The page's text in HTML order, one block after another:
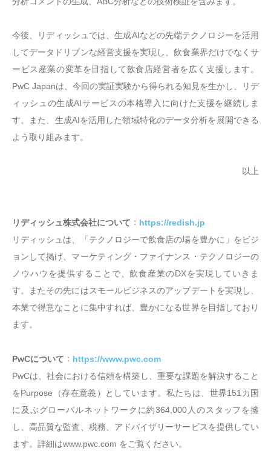
今後、リディッシュでは、生成AIなどの先端テクノロジーを活用
してデータドリブンな経営支援を実現し、飲食業界だけでなくサ
ービス産業の変革を目指して飲食店経営者を広く支援します。
PwC Japanは、今回の実証実験から得られる知見を生かし、リデ
ィッシュの生成AIサービスの本格導入に向けた支援を継続しま
す。また、生成AIを活用した領域特化のデータ分析を展開できる
よう取り組みます。
以上
リディッシュ株式会社について ： https://redish.jp
リディッシュは、「テクノロジーで飲食店の場を豊かに」をビジ
ョンして掲げ、マーケティング・ファイナンス・テクノロジーの
ノウハウを提供することで、飲食産業のDXを実現していきま
す。またその先にはスモールビジネスのアップデートを実現し、
本業で得意なことに集中すれば、豊かになる世界を目指しており
ます。
PwCについて ： https://www.pwc.com
PwCは、社会における信頼を構築し、重要な課題を解決すること
をPurpose（存在意義）としています。私たちは、世界151カ国
に及ぶグローバルネットワークに約364,000人のスタッフを擁
し、高品質な監査、税務、アドバイザリーサービスを提供してい
ます。詳細はwww.pwc.com をご覧ください。